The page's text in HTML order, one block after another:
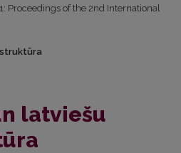
Proceedings of the 2nd International
latviešu